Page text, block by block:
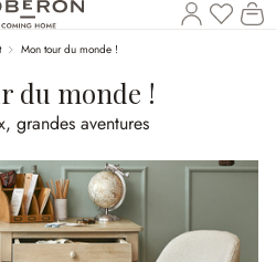
Vous
Mon tour du monde !
du monde !
grandes aventures